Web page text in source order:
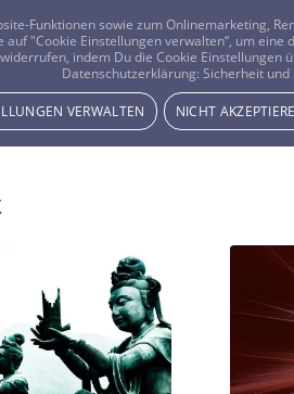
Funktionen sowie zum Onlinemarketing,
"Cookie Einstellungen verwalten“, um
indem Du die Cookie
Datenschutzerklärung: Sicherheit und
VERWALTEN NICHT